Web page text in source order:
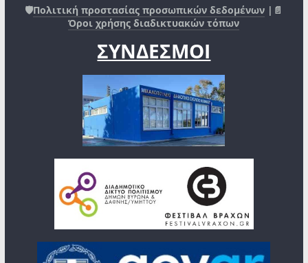
🛡️Πολιτική προστασίας προσωπικών δεδομένων |📄
Όροι χρήσης διαδικτυακών τόπων
ΣΥΝΔΕΣΜΟΙ